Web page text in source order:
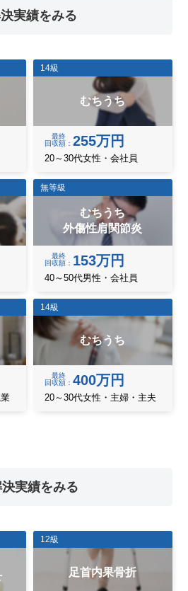
実績をみる
14級
むちうち
最終
回収額
255万円
20～30代女性・会社員
無等級
むちうち
外傷性肩関節炎
最終
回収額
153万円
40～50代男性・会社員
14級
むちうち
最終
回収額
400万円
20～30代女性・主婦・主夫
実績をみる
12級
足首内果骨折